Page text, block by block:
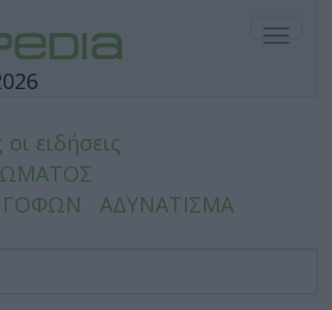
ειδήσεις
ΓΟΦΩΝ
ΑΔΥΝΑΤΙΣΜΑ